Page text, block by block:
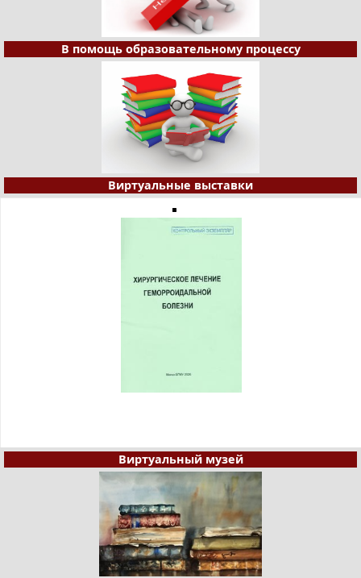
В помощь образовательному процессу
Виртуальные выставки
Виртуальный музей